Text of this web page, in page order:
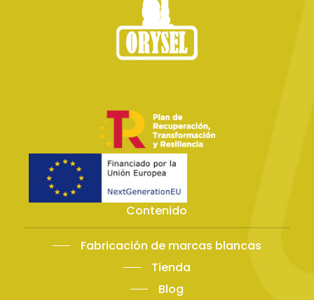
Contenido
Fabricación de marcas blancas
Tienda
Blog